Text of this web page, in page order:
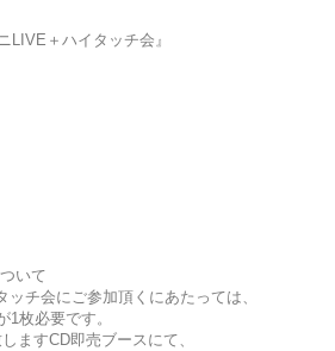
＋ハイタッチ会』
いて
チ会にご参加頂くにあたっては、
枚必要です。
ますCD即売ブースにて、